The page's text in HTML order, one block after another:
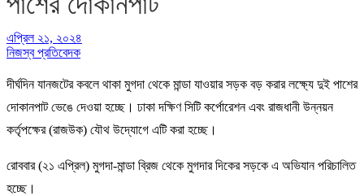
এপ্রিল ২১, ২০২৪
নিজস্ব প্রতিবেদক
দীর্ঘদিন যানজটের কবলে থাকা মুগদা থেকে মান্ডা যাওয়ার সড়ক বড় করার লক্ষ্যে দুই পাশের
দোকানপাট ভেঙে দেওয়া হচ্ছে। ঢাকা দক্ষিণ সিটি কর্পোরেশন এবং রাজধানী উন্নয়ন
কর্তৃপক্ষের (রাজউক) যৌথ উদ্যোগে এটি করা হচ্ছে।
রোববার (২১ এপ্রিল) মুগদা-মান্ডা ব্রিজ থেকে মুগদার দিকের সড়কে এ অভিযান পরিচালিত
হচ্ছে।